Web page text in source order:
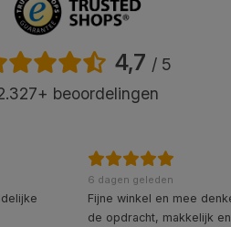
4,7 / 5
beoordelingen
6 dagen geleden
Fijne winkel en mee
de opdracht, makkelijk